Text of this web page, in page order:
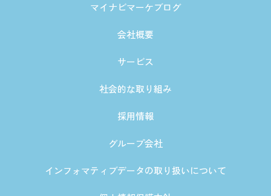
マイナビマーケブログ
会社概要
サービス
社会的な取り組み
採用情報
グループ会社
インフォマティブデータの取り扱いについて